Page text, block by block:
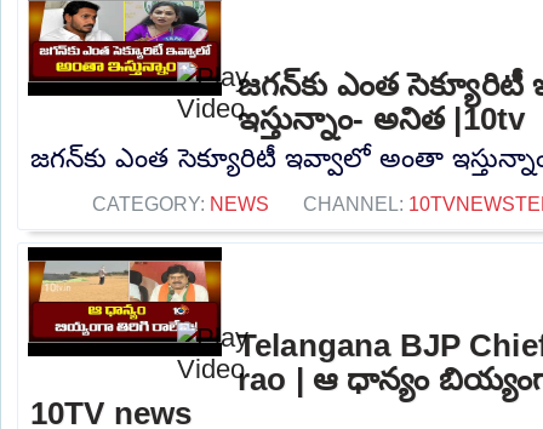
జగన్‌కు ఎంత
ఇస్తున్నాం- అనిత |10tv
జగన్‌కు ఎంత సెక్యూరిటీ ఇవ్వాలో అంతా
CATEGORY: NEWS CHANNEL:
Telangana BJP
rao | ఆ ధాన్యం
10TV news